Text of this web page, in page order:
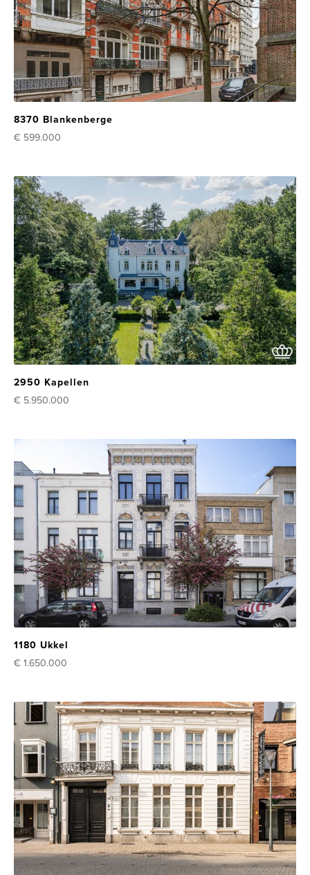
8370 Blankenberge
€ 599.000
2950 Kapellen
€ 5.950.000
1180 Ukkel
€ 1.650.000